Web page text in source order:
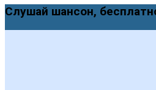
Слушай шансон,